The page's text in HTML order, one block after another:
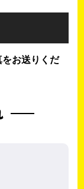
お送りくだ